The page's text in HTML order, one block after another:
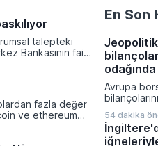
madencilikten
ve menkul
talepteki
Bankasının faiz
birimi, düzenleme
devam ediyor.
fazla değer
ve ethereum
piyasa büyüklüğü
En Son
odağında
Avrupa
bölge
veriler ve
54 dakika